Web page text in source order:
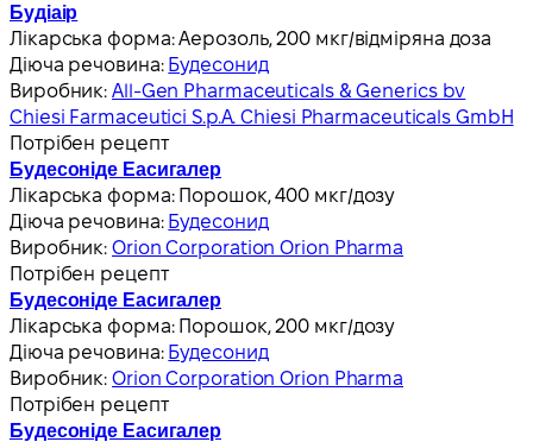
Будіаір
Лікарська форма:Аерозоль, 200 мкг/відміряна доза
Діюча речовина: Будесонид
Виробник:All-Gen Pharmaceuticals & Generics bv
Chiesi Farmaceutici S.p.A. Chiesi Pharmaceuticals GmbH
Потрібен рецепт
Будесоніде Еасигалер
Лікарська форма: Порошок, 400 мкг/дозу
Діюча речовина: Будесонид
Виробник:Orion Corporation Orion Pharma
Потрібен рецепт
Будесоніде Еасигалер
Лікарська форма: Порошок, 200 мкг/дозу
Діюча речовина: Будесонид
Виробник:Orion Corporation Orion Pharma
Потрібен рецепт
Будесоніде Еасигалер